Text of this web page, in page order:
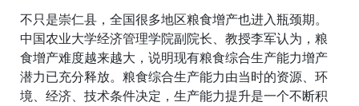
不只是崇仁县，全国很多地区粮食增产也进入瓶颈期。
中国农业大学经济管理学院副院长、教授李军认为，粮
食增产难度越来越大，说明现有粮食综合生产能力增产
潜力已充分释放。粮食综合生产能力由当时的资源、环
境、经济、技术条件决定，生产能力提升是一个不断积